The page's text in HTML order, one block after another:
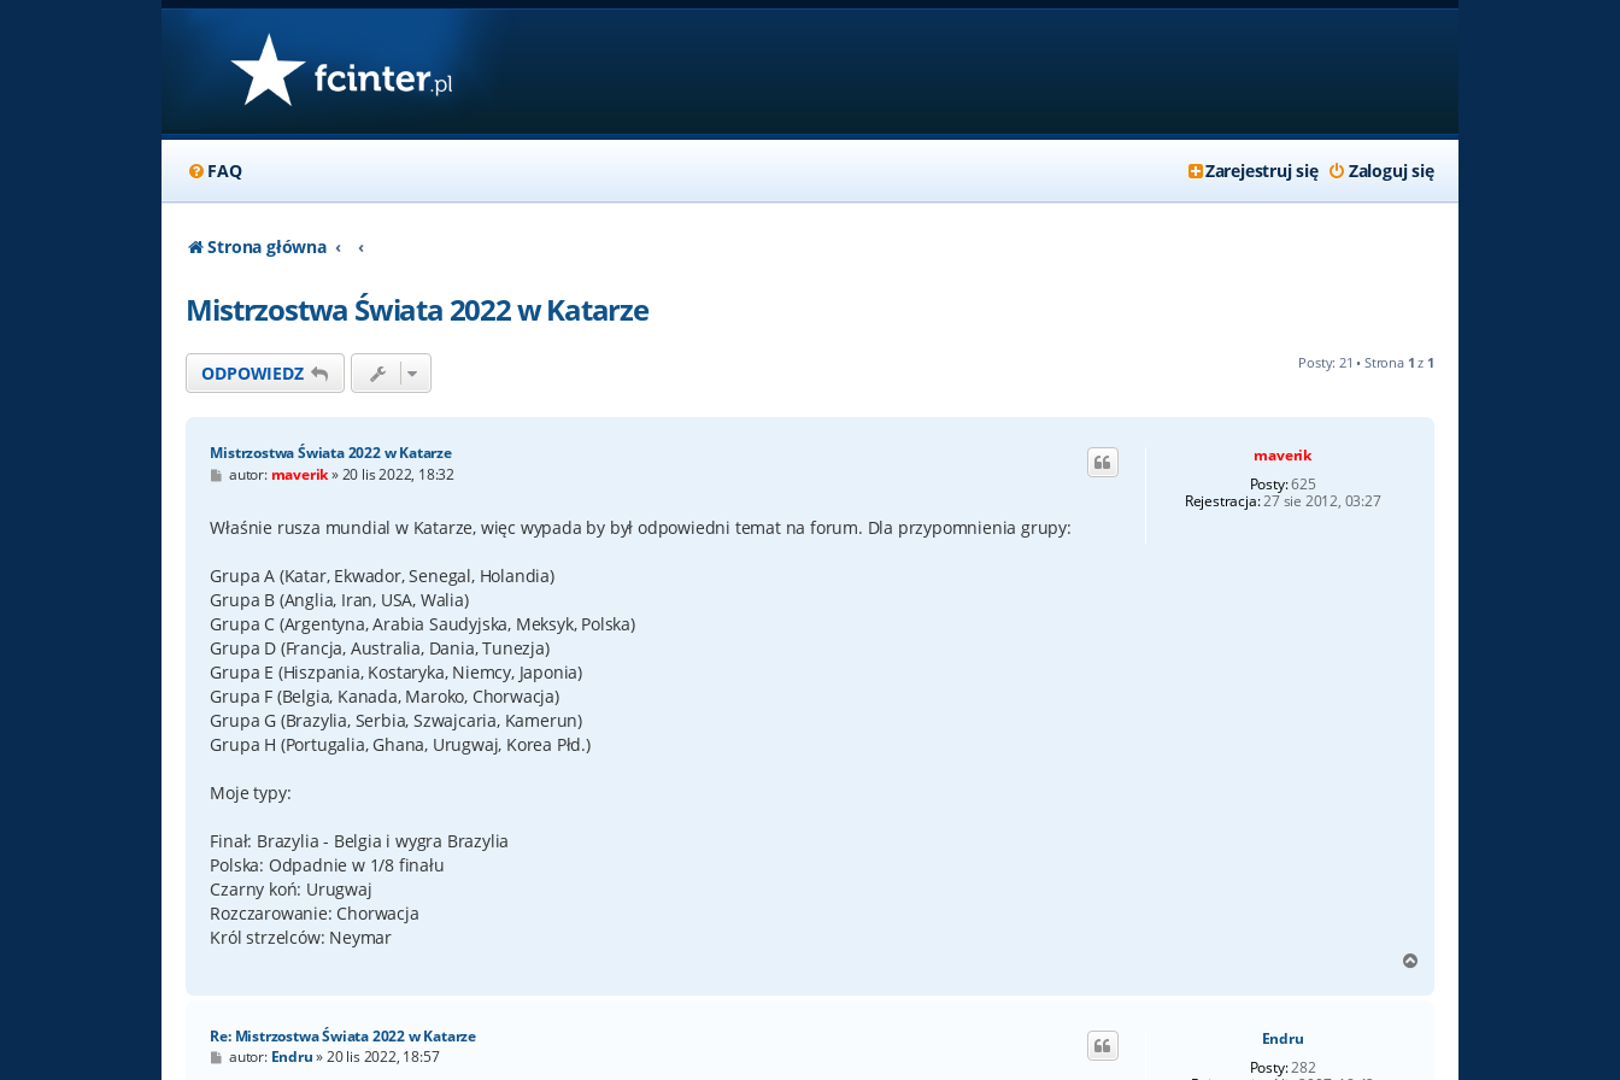
FAQ Zaloguj się
Zarejestruj się
Strona główna
Mistrzostwa Świata 2022 w Katarze
ODPOWIEDZ Posty: 21 • Strona 1 z 1
maverik
Posty:625
Rejestracja:27 sie 2012, 03:27
Mistrzostwa Świata 2022 w Katarze
P
t
autor: maverik»20 lis 2022, 18:32
Właśnie rusza mundial w Katarze, więc wypada by był odpowiedni temat na forum. Dla przypomnienia grupy:
Grupa A (Katar, Ekwador, Senegal, Holandia)
Grupa B (Anglia, Iran, USA, Walia)
Grupa C (Argentyna, Arabia Saudyjska, Meksyk, Polska)
Grupa D (Francja, Australia, Dania, Tunezja)
Grupa E (Hiszpania, Kostaryka, Niemcy, Japonia)
Grupa F (Belgia, Kanada, Maroko, Chorwacja)
Grupa G (Brazylia, Serbia, Szwajcaria, Kamerun)
Grupa H (Portugalia, Ghana, Urugwaj, Korea Płd.)
Moje typy:
Finał: Brazylia - Belgia i wygra Brazylia
Polska: Odpadnie w 1/8 finału
Czarny koń: Urugwaj
Rozczarowanie: Chorwacja
Król strzelców: Neymar
g
Endru
Posty:282
Re: Mistrzostwa Świata 2022 w Katarze
Pautor: Endru»20 lis 2022, 18:57